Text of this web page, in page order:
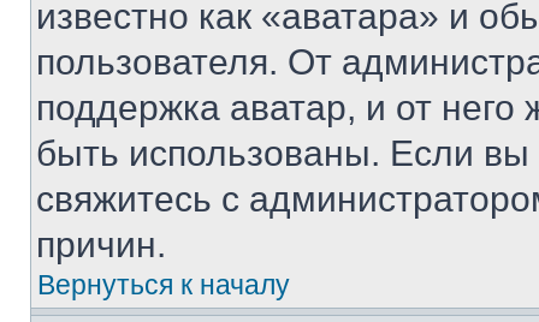
известно как «аватара» и
пользователя. От
поддержка аватар, и от него
быть использованы. Если
свяжитесь с
причин.
Вернуться к началу